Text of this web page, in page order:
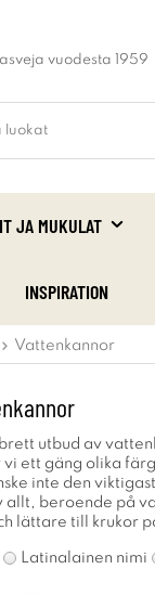
vuodesta 1959
JA MUKULAT
INSPIRATION
Vattenkannor
utbud av
ett gäng olika
inte den
beroende på
lättare till krukor
Latinalainen nimi